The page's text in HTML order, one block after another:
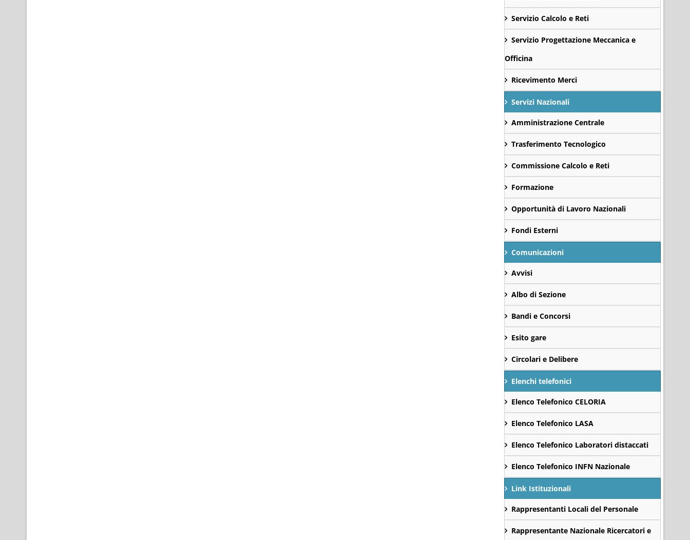
Servizio Calcolo e Reti
Servizio Progettazione Meccanica e
Officina
Ricevimento Merci
Servizi Nazionali
Amministrazione Centrale
Trasferimento Tecnologico
Commissione Calcolo e Reti
Formazione
Opportunità di Lavoro Nazionali
Fondi Esterni
Comunicazioni
Avvisi
Albo di Sezione
Bandi e Concorsi
Esito gare
Circolari e Delibere
Elenchi telefonici
Elenco Telefonico CELORIA
Elenco Telefonico LASA
Elenco Telefonico Laboratori distaccati
Elenco Telefonico INFN Nazionale
Link Istituzionali
Rappresentanti Locali del Personale
Rappresentante Nazionale Ricercatori e